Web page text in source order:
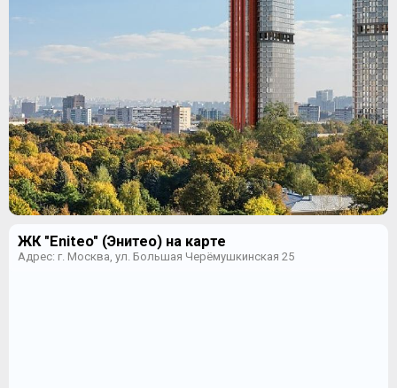
ЖК "Eniteo" (Энитео) на карте
Адрес: г. Москва, ул. Большая Черёмушкинская 25